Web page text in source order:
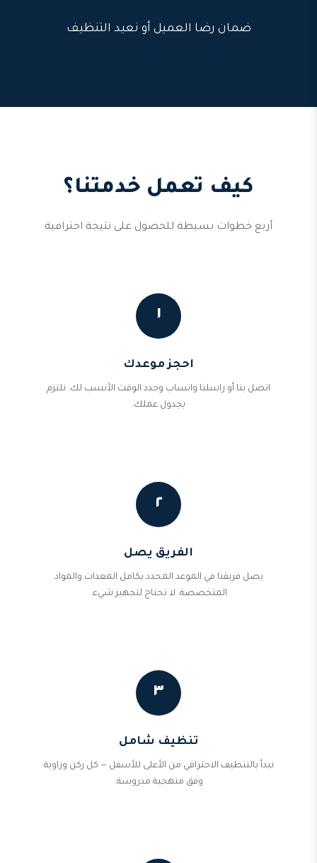
ضمان رضا العميل أو نعيد التنظيف
كيف تعمل خدمتنا؟
أربع خطوات بسيطة للحصول على نتيجة احترافية
١
احجز موعدك
اتصل بنا أو راسلنا واتساب وحدد الوقت الأنسب لك. نلتزم
بجدول عملك.
٢
الفريق يصل
يصل فريقنا في الموعد المحدد بكامل المعدات والمواد
المتخصصة. لا تحتاج لتجهيز شيء.
٣
تنظيف شامل
نبدأ بالتنظيف الاحترافي من الأعلى للأسفل — كل ركن وزاوية
وفق منهجية مدروسة.